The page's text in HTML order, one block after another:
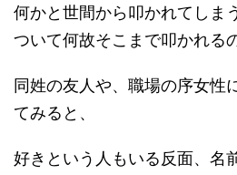
何かと世間から叩かれてしま
ついて何故そこまで叩かれる
同姓の友人や、職場の序女性
てみると、
好きという人もいる反面、名